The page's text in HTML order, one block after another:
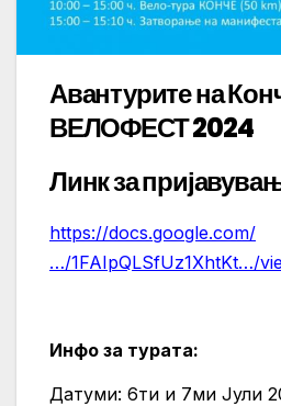
Авантуритена
ВЕЛОФЕСТ 2024
Линкза
https://docs.google.com/
…/1FAIpQLSfUz1XhtKt…/
Инфо за турата:
Датуми: 6ти и 7ми Јули